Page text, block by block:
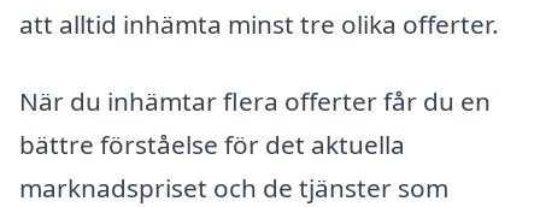
att alltid inhämta minst tre olika offerter.
När du inhämtar flera offerter får du en
bättre förståelse för det aktuella
marknadspriset och de tjänster som